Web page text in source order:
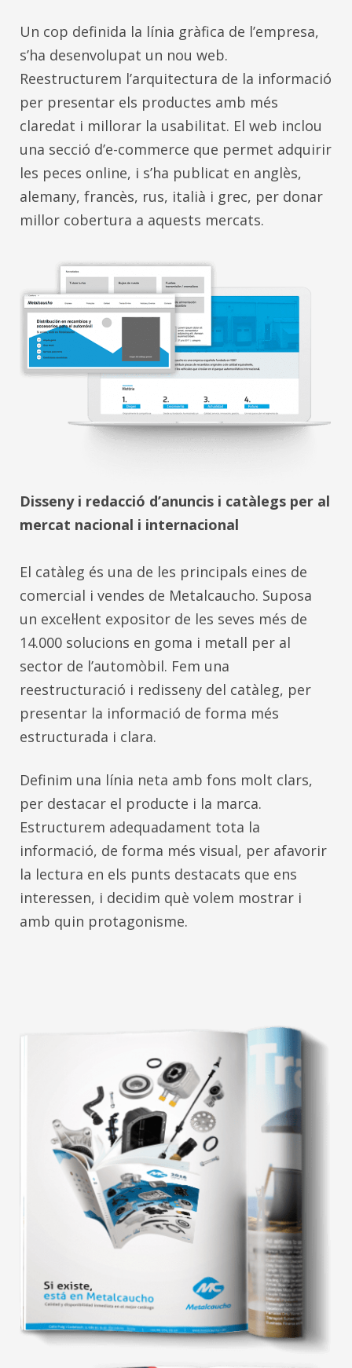
Un cop definida la línia gràfica de l’empresa,
s’ha desenvolupat un nou web.
Reestructurem l’arquitectura de la informació
per presentar els productes amb més
claredat i millorar la usabilitat. El web inclou
una secció d’e-commerce que permet adquirir
les peces online, i s’ha publicat en anglès,
alemany, francès, rus, italià i grec, per donar
millor cobertura a aquests mercats.
Disseny i redacció d’anuncis i catàlegs per al
mercat nacional i internacional
El catàleg és una de les principals eines de
comercial i vendes de Metalcaucho. Suposa
un excel·lent expositor de les seves més de
14.000 solucions en goma i metall per al
sector de l’automòbil. Fem una
reestructuració i redisseny del catàleg, per
presentar la informació de forma més
estructurada i clara.
Definim una línia neta amb fons molt clars,
per destacar el producte i la marca.
Estructurem adequadament tota la
informació, de forma més visual, per afavorir
la lectura en els punts destacats que ens
interessen, i decidim què volem mostrar i
amb quin protagonisme.